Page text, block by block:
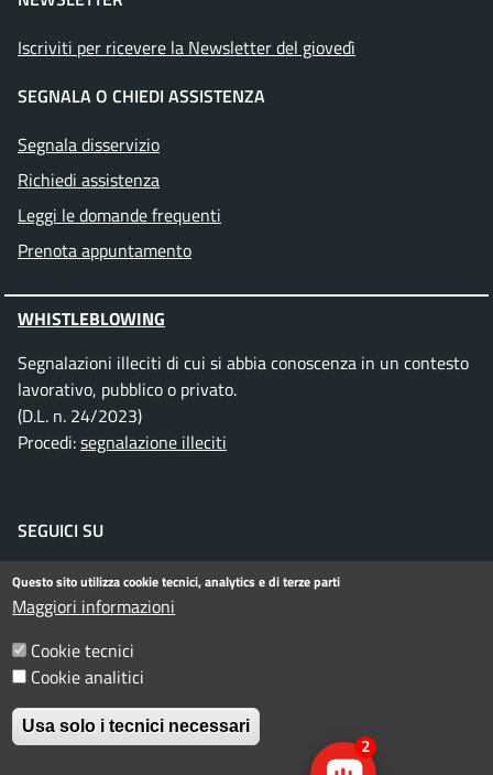
Iscriviti per ricevere la Newsletter del giovedì
SEGNALA O CHIEDI ASSISTENZA
Segnala disservizio
Richiedi assistenza
Leggi le domande frequenti
Prenota appuntamento
WHISTLEBLOWING
Segnalazioni illeciti di cui si abbia conoscenza in un contesto
lavorativo, pubblico o privato.
(D.L. n. 24/2023)
Procedi:segnalazione illeciti
SEGUICI SU
Facebook
Instagram
Telegram
TwitterWhatsApp
YouTube
Menu piè di pagina
Informativa privacy
© Comune di Rimini. Tutti i diritti riservati.
Questo sito utilizza cookie tecnici, analytics e di terze parti
Maggiori informazioni
Cookie tecnici
Cookie analitici
Usa solo i tecnici necessari
2